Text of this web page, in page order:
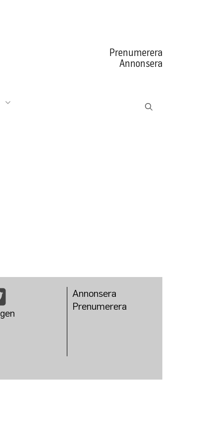
Prenumerera
Annonsera
Annonsera
Prenumerera